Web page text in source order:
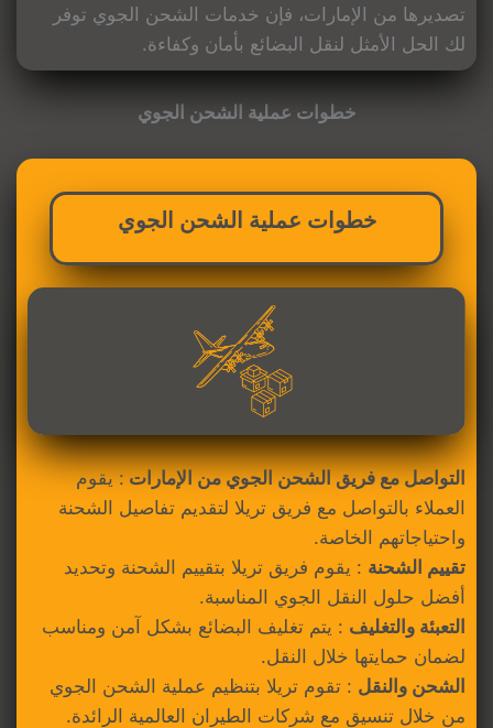
تصديرها من الإمارات، فإن خدمات الشحن الجوي توفر
لك الحل الأمثل لنقل البضائع بأمان وكفاءة.
خطوات عملية الشحن الجوي
خطوات عملية الشحن الجوي
التواصل مع فريق الشحن الجوي من الإمارات: يقوم
العملاء بالتواصل مع فريق تريلا لتقديم تفاصيل الشحنة
واحتياجاتهم الخاصة.
تقييم الشحنة : يقوم فريق تريلا بتقييم الشحنة وتحديد
أفضل حلول النقل الجوي المناسبة.
التعبئة والتغليف : يتم تغليف البضائع بشكل آمن ومناسب
لضمان حمايتها خلال النقل.
الشحن والنقل : تقوم تريلا بتنظيم عملية الشحن الجوي
من خلال تنسيق مع شركات الطيران العالمية الرائدة.